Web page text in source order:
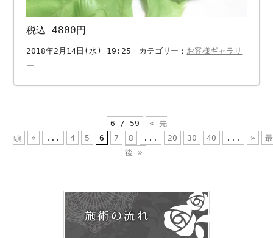
税込 4800円
2018年2月14日(水) 19:25｜カテゴリー： お客様ギャラリ
ー
6 / 59
« 先
頭
« ... 4 5 6 7 8 ... 20 30 40 ... »
最
後 »